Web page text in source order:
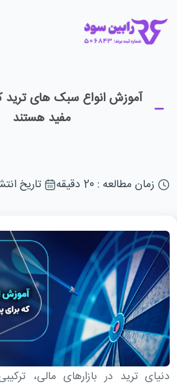
آموزش انواع سبک های ترید
مفید هستند
زمان مطالعه : 20 دقیقه تاریخ انتشار :
دنیای ترید در بازارهای مالی،